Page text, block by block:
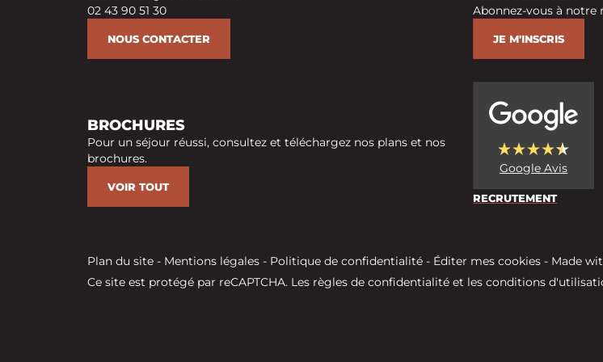
02 43 90 51 30
NOUS CONTACTER
Abonnez-vous à notre
JE M'INSCRIS
BROCHURES
Pour un séjour réussi, consultez et téléchargez nos plans et nos
brochures.
VOIR TOUT
Google Avis
RECRUTEMENT
Plan du site - Mentions légales - Politique de confidentialité - Éditer mes cookies - Made
Ce site est protégé par reCAPTCHA. Les règles de confidentialitéet les conditions